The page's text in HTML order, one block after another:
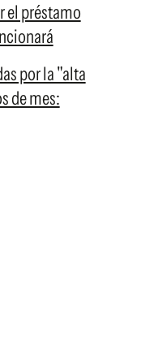
el préstamo
por la "alta
de mes: